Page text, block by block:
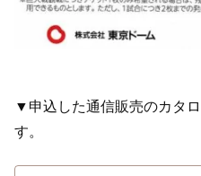
▼申込した通信販売のカタ
す。